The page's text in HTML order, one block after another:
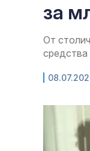
за
От
средства